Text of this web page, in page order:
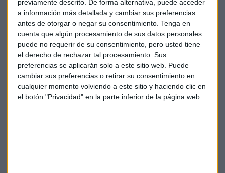
previamente descrito. De forma alternativa, puede acceder
a información más detallada y cambiar sus preferencias
antes de otorgar o negar su consentimiento. Tenga en
cuenta que algún procesamiento de sus datos personales
puede no requerir de su consentimiento, pero usted tiene
el derecho de rechazar tal procesamiento. Sus
preferencias se aplicarán solo a este sitio web. Puede
cambiar sus preferencias o retirar su consentimiento en
cualquier momento volviendo a este sitio y haciendo clic en
el botón "Privacidad" en la parte inferior de la página web.
Croacia se une al euro: ¿cómo afectará el
nuevo socio a las políticas del BCE?
Nueve años después de su integración en la Unión
Europea, Croacia ya es el vigésimo país en